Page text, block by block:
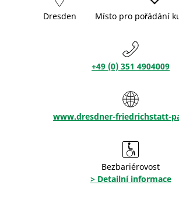
Dresden Místo pro pořádání
+49 (0) 351 4904009
www.dresdner-friedrichstatt-
Bezbariérovost
> Detailní informace